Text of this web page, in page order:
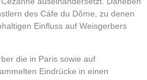
des Cáfe du Dôme, zu denen
Einfluss auf Weisgerbers
die in Paris sowie auf
Eindrücke in einen